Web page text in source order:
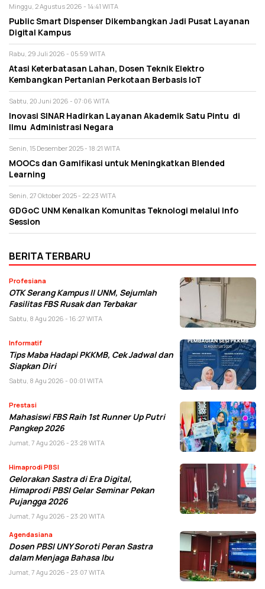
Minggu, 2 Agustus 2026 - 14:41 WITA
Public Smart Dispenser Dikembangkan Jadi Pusat Layanan
Digital Kampus
Rabu, 29 Juli 2026 - 05:59 WITA
Atasi Keterbatasan Lahan, Dosen Teknik Elektro
Kembangkan Pertanian Perkotaan Berbasis IoT
Sabtu, 20 Juni 2026 - 07:06 WITA
Inovasi SINAR Hadirkan Layanan Akademik Satu Pintu di
Ilmu Administrasi Negara
Senin, 15 Desember 2025 - 18:21 WITA
MOOCs dan Gamifikasi untuk Meningkatkan Blended
Learning
Senin, 27 Oktober 2025 - 22:23 WITA
GDGoC UNM Kenalkan Komunitas Teknologi melalui Info
Session
BERITA TERBARU
Profesiana
OTK Serang Kampus II UNM, Sejumlah
Fasilitas FBS Rusak dan Terbakar
Sabtu, 8 Agu 2026 - 16:27 WITA
Informatif
Tips Maba Hadapi PKKMB, Cek Jadwal dan
Siapkan Diri
Sabtu, 8 Agu 2026 - 00:01 WITA
Prestasi
Mahasiswi FBS Raih 1st Runner Up Putri
Pangkep 2026
Jumat, 7 Agu 2026 - 23:28 WITA
Himaprodi PBSI
Gelorakan Sastra di Era Digital,
Himaprodi PBSI Gelar Seminar Pekan
Pujangga 2026
Jumat, 7 Agu 2026 - 23:20 WITA
Agendasiana
Dosen PBSI UNY Soroti Peran Sastra
dalam Menjaga Bahasa Ibu
Jumat, 7 Agu 2026 - 23:07 WITA